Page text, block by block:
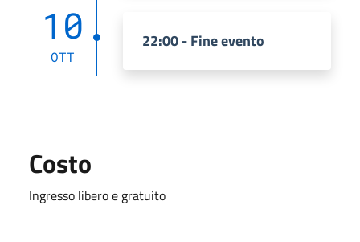
10
OTT
22:00 - Fine evento
Costo
Ingresso libero e gratuito